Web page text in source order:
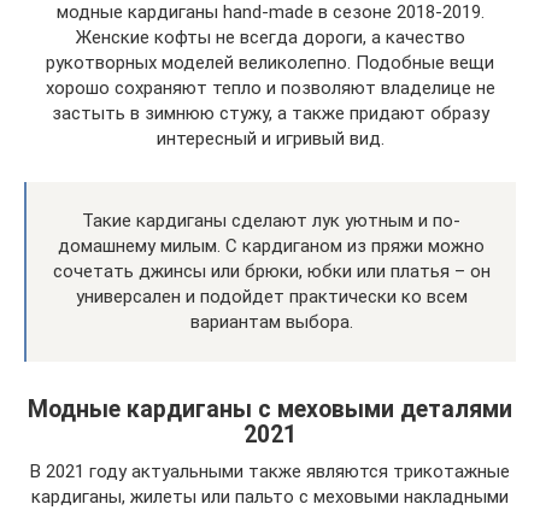
модные кардиганы hand-made в сезоне 2018-2019.
Женские кофты не всегда дороги, а качество
рукотворных моделей великолепно. Подобные вещи
хорошо сохраняют тепло и позволяют владелице не
застыть в зимнюю стужу, а также придают образу
интересный и игривый вид.
Такие кардиганы сделают лук уютным и по-
домашнему милым. С кардиганом из пряжи можно
сочетать джинсы или брюки, юбки или платья – он
универсален и подойдет практически ко всем
вариантам выбора.
Модные кардиганы с меховыми деталями
2021
В 2021 году актуальными также являются трикотажные
кардиганы, жилеты или пальто с меховыми накладными